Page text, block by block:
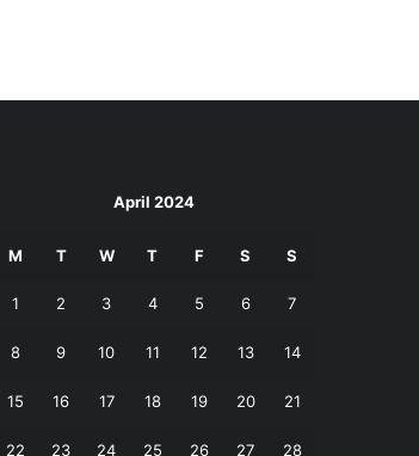
April 2024
M T W T F S S
1 2 3 4 5 6 7
8 9 10 11 12 13 14
15 16 17 18 19 20 21
22 23 24 25 26 27 28